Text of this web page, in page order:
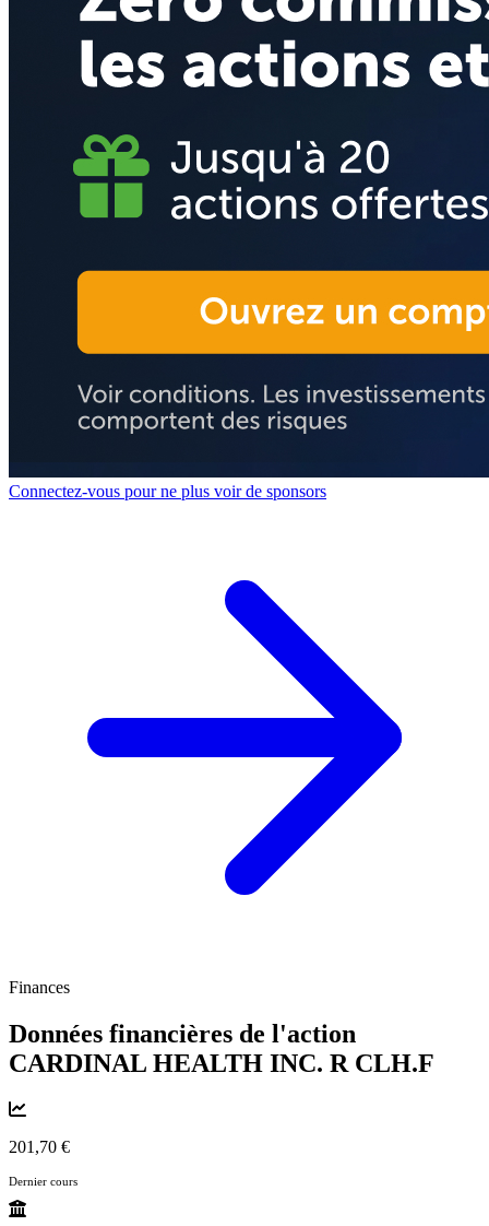
Connectez-vous pour ne plus voir de sponsors
Finances
Données financières de l'action
CARDINAL HEALTH INC. R CLH.F
201,70 €
Dernier cours